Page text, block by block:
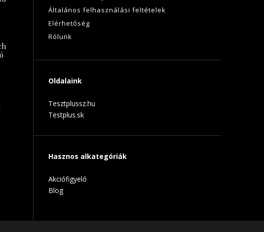
Általános felhasználási feltételek
Elérhetőség
Rólunk
Oldalaink
Tesztplussz.hu
Testplus.sk
Hasznos alkategóriák
Akciófigyelő
Blog